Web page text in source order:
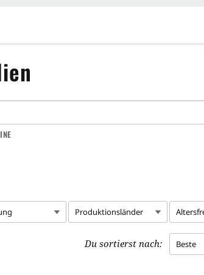
Produktionsländer
Du sortierst nach: Beste